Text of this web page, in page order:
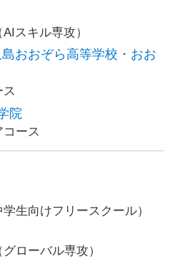
スキル専攻）
おおぞら高等学校・おお
ス
院
ース
生向けフリースクール）
ローバル専攻）